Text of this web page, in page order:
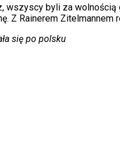
wszyscy byli za
Z Rainerem Zitelmannem
się po polsku